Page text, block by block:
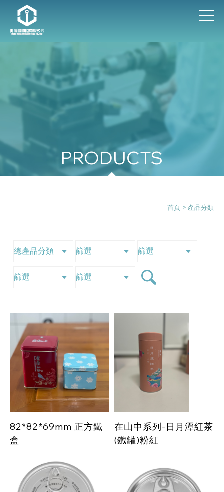
產品分類
首頁 > 產品分類
82*82*69mm 正方鐵
盒
在山中系列-日月潭紅茶
(鐵罐)粉紅